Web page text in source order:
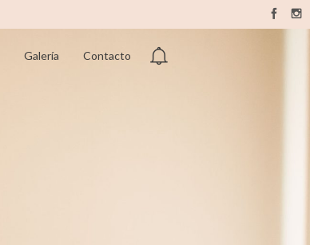
Galería Contacto